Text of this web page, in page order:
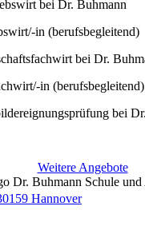
in (berufsbegleitend)
in (berufsbegleitend)
Weitere Angebote
Hannover